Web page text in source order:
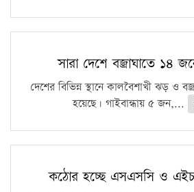
সারা দেশে বজ্রাঘাতে ১৪
দেশের বিভিন্ন স্থানে কালবৈশাখী ঝড় ও
হয়েছে। গাইবান্ধায় ৫ জন,...
কঠোর হচ্ছে এসএসসি ও